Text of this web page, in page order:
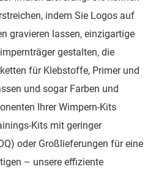
indem Sie Logos auf
gravieren lassen, einzigartige
gestalten, die
für Klebstoffe, Primer und
und sogar Farben und
Ihrer Wimpern-Kits
Kits mit geringer
oder Großlieferungen für eine
– unsere effiziente